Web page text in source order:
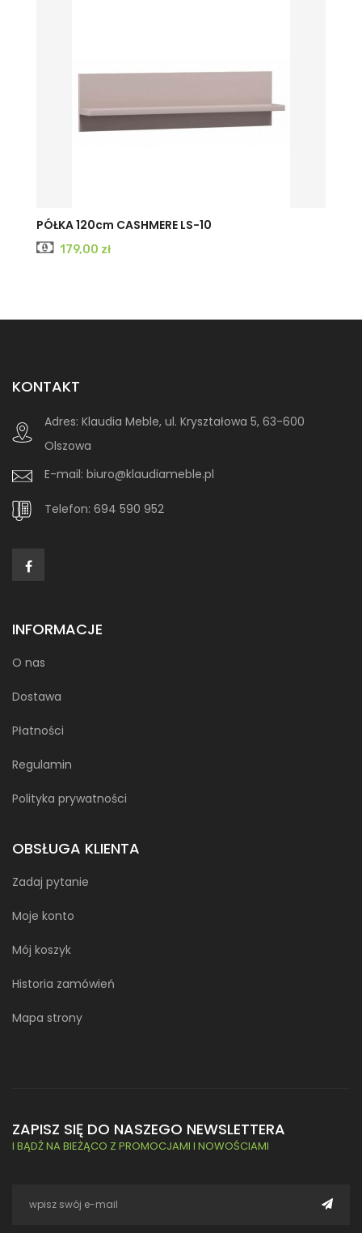
CASHMERE
INDIGO
PÓŁKA 120cm CASHMERE LS-10
Cena
179,00 zł
KONTAKT
Adres: Klaudia Meble, ul. Kryształowa 5, 63-600
Olszowa
E-mail: biuro@klaudiameble.pl
Telefon: 694 590 952
INFORMACJE
O nas
Dostawa
Płatności
Regulamin
Polityka prywatności
OBSŁUGA KLIENTA
Zadaj pytanie
Moje konto
Mój koszyk
Historia zamówień
Mapa strony
ZAPISZ SIĘ DO NASZEGO NEWSLETTERA
I BĄDŹ NA BIEŻĄCO Z PROMOCJAMI I NOWOŚCIAMI